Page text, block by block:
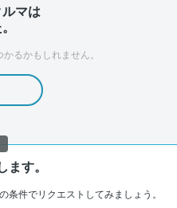
マは
るかもしれません。
す。
条件でリクエストしてみましょう。